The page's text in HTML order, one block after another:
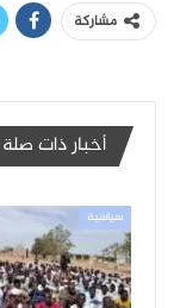
مشاركة
أخبار ذات صلة
سياسية